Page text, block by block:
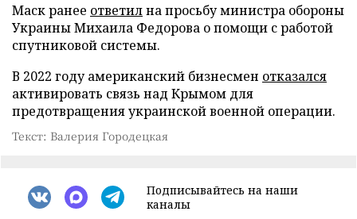
Маск ранее ответилна просьбу министра обороны
Украины Михаила Федорова о помощи с работой
спутниковой системы.
В 2022 году американский бизнесмен отказался
активировать связь над Крымом для
предотвращения украинской военной операции.
Текст: Валерия Городецкая
Подписывайтесь на наши
каналы